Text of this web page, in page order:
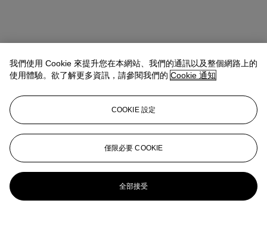
我們使用 Cookie 來提升您在本網站、我們的通訊以及整個網路上的
使用體驗。欲了解更多資訊，請參閱我們的 Cookie 通知
COOKIE 設定
僅限必要 COOKIE
全部接受